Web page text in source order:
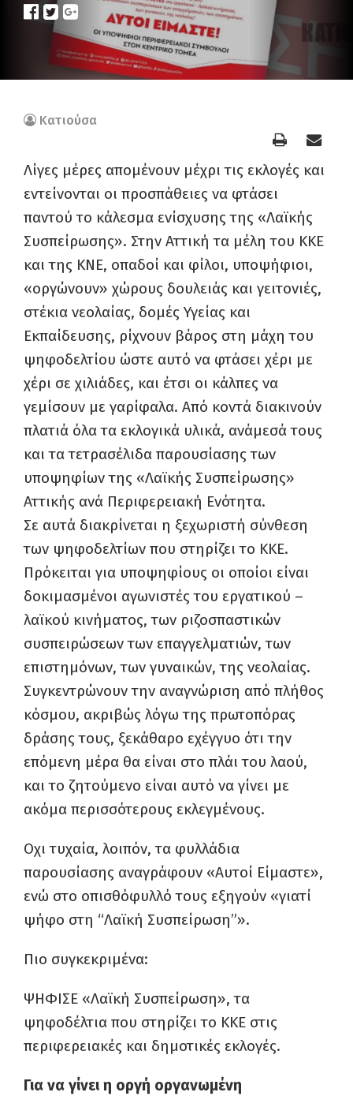
Κατιούσα
Λίγες μέρες απομένουν μέχρι τις εκλογές και
εντείνονται οι προσπάθειες να φτάσει
παντού το κάλεσμα ενίσχυσης της «Λαϊκής
Συσπείρωσης». Στην Αττική τα μέλη του ΚΚΕ
και της ΚΝΕ, οπαδοί και φίλοι, υποψήφιοι,
«οργώνουν» χώρους δουλειάς και γειτονιές,
στέκια νεολαίας, δομές Υγείας και
Εκπαίδευσης, ρίχνουν βάρος στη μάχη του
ψηφοδελτίου ώστε αυτό να φτάσει χέρι με
χέρι σε χιλιάδες, και έτσι οι κάλπες να
γεμίσουν με γαρίφαλα. Από κοντά διακινούν
πλατιά όλα τα εκλογικά υλικά, ανάμεσά τους
και τα τετρασέλιδα παρουσίασης των
υποψηφίων της «Λαϊκής Συσπείρωσης»
Αττικής ανά Περιφερειακή Ενότητα.
Σε αυτά διακρίνεται η ξεχωριστή σύνθεση
των ψηφοδελτίων που στηρίζει το ΚΚΕ.
Πρόκειται για υποψηφίους οι οποίοι είναι
δοκιμασμένοι αγωνιστές του εργατικού –
λαϊκού κινήματος, των ριζοσπαστικών
συσπειρώσεων των επαγγελματιών, των
επιστημόνων, των γυναικών, της νεολαίας.
Συγκεντρώνουν την αναγνώριση από πλήθος
κόσμου, ακριβώς λόγω της πρωτοπόρας
δράσης τους, ξεκάθαρο εχέγγυο ότι την
επόμενη μέρα θα είναι στο πλάι του λαού,
και το ζητούμενο είναι αυτό να γίνει με
ακόμα περισσότερους εκλεγμένους.
Οχι τυχαία, λοιπόν, τα φυλλάδια
παρουσίασης αναγράφουν «Αυτοί Είμαστε»,
ενώ στο οπισθόφυλλό τους εξηγούν «γιατί
ψήφο στη “Λαϊκή Συσπείρωση”».
Πιο συγκεκριμένα:
ΨΗΦΙΣΕ «Λαϊκή Συσπείρωση», τα
ψηφοδέλτια που στηρίζει το ΚΚΕ στις
περιφερειακές και δημοτικές εκλογές.
Για να γίνει η οργή οργανωμένη